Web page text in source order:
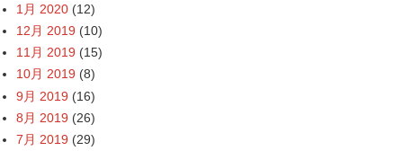
1月 2020 (12)
12月 2019 (10)
11月 2019 (15)
10月 2019 (8)
9月 2019 (16)
8月 2019 (26)
7月 2019 (29)